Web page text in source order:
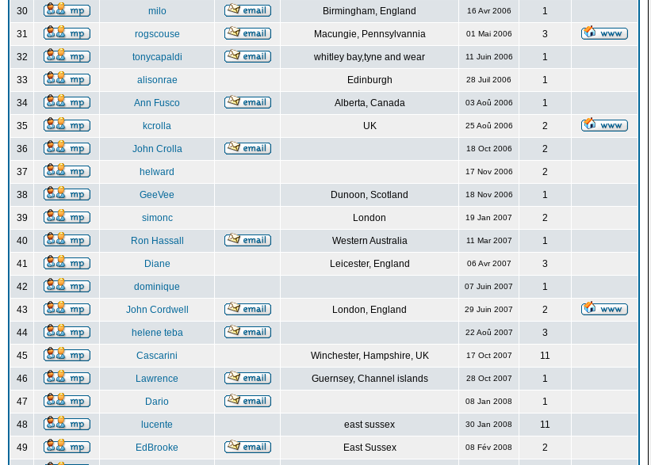
30 milo Birmingham, England 16 Avr 2006 1
31 rogscouse Macungie, Pennsylvannia 01 Mai 2006 3
32 tonycapaldi whitley bay,tyne and wear 11 Juin 2006 1
33 alisonrae Edinburgh 28 Juil 2006 1
34 Ann Fusco Alberta, Canada 03 Aoû 2006 1
35 kcrolla UK 25 Aoû 2006 2
36 John Crolla 18 Oct 2006 2
37 helward 17 Nov 2006 2
38 GeeVee Dunoon, Scotland 18 Nov 2006 1
39 simonc London 19 Jan 2007 2
40 Ron Hassall Western Australia 11 Mar 2007 1
41 Diane Leicester, England 06 Avr 2007 3
42 dominique 07 Juin 2007 1
43 John Cordwell London, England 29 Juin 2007 2
44 helene teba 22 Aoû 2007 3
45 Cascarini Winchester, Hampshire, UK 17 Oct 2007 11
46 Lawrence Guernsey, Channel islands 28 Oct 2007 1
47 Dario 08 Jan 2008 1
48 lucente east sussex 30 Jan 2008 11
49 EdBrooke East Sussex 08 Fév 2008 2